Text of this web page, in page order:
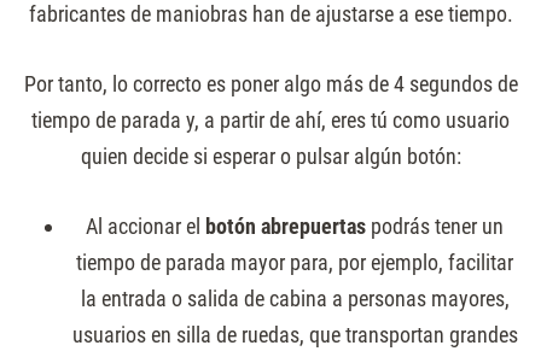
fabricantes de maniobras han de ajustarse a ese tiempo.
Por tanto, lo correcto es poner algo más de 4 segundos de
tiempo de parada y, a partir de ahí, eres tú como usuario
quien decide si esperar o pulsar algún botón:
Al accionar el botón abrepuertas podrás tener un
tiempo de parada mayor para, por ejemplo, facilitar
la entrada o salida de cabina a personas mayores,
usuarios en silla de ruedas, que transportan grandes